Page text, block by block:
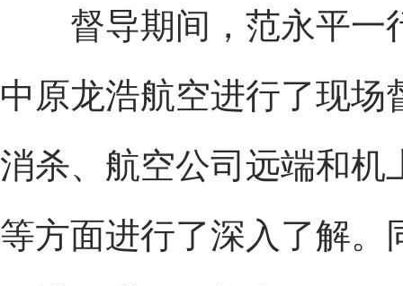
督导期间，范永平一
中原龙浩航空进行了现
消杀、航空公司远端和机
等方面进行了深入了解。